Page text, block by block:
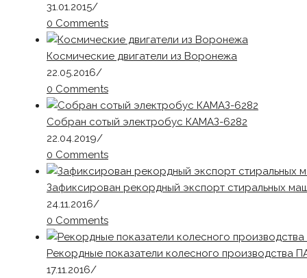
31.01.2015/
0 Comments
Космические двигатели из Воронежа
22.05.2016/
0 Comments
Собран сотый электробус КАМАЗ-6282
22.04.2019/
0 Comments
Зафиксирован рекордный экспорт стиральных
24.11.2016/
0 Comments
Рекордные показатели колесного производства
17.11.2016/